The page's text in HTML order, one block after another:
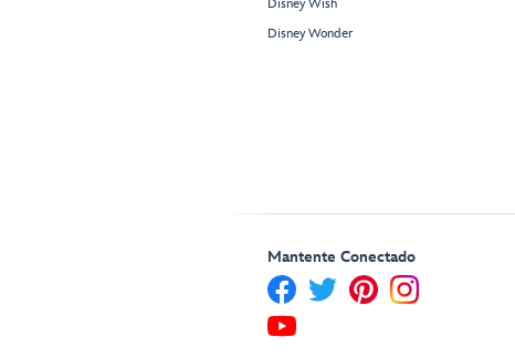
Disney Wish
Disney Wonder
Mantente Conectado